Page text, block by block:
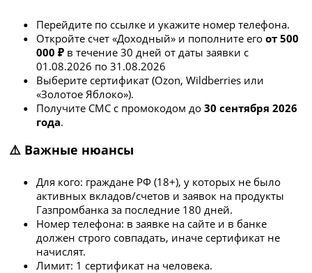
Перейдите по ссылке и укажите номер телефона.
Откройте счет «Доходный» и пополните его от 500
000 ₽в течение 30 дней от даты заявки с
01.08.2026 по 31.08.2026
Выберите сертификат (Ozon, Wildberries или
«Золотое Яблоко»).
Получите СМС с промокодом до 30 сентября 2026
года.
⚠️ Важные нюансы
Для кого: граждане РФ (18+), у которых не было
активных вкладов/счетов и заявок на продукты
Газпромбанка за последние 180 дней.
Номер телефона: в заявке на сайте и в банке
должен строго совпадать, иначе сертификат не
начислят.
Лимит: 1 сертификат на человека.